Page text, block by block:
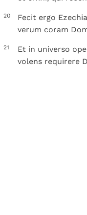
20
Fecit ergo
verum coram
21
Et in universo
volens requirere